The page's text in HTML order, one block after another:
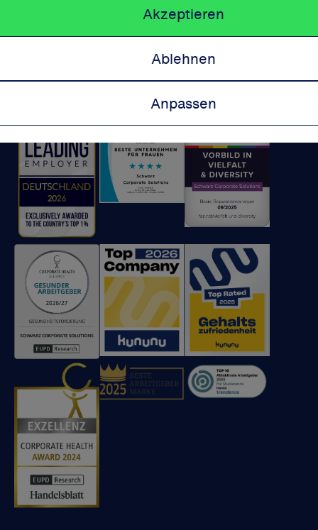
Anpassen
Ablehnen
Akzeptieren
Datenschutz